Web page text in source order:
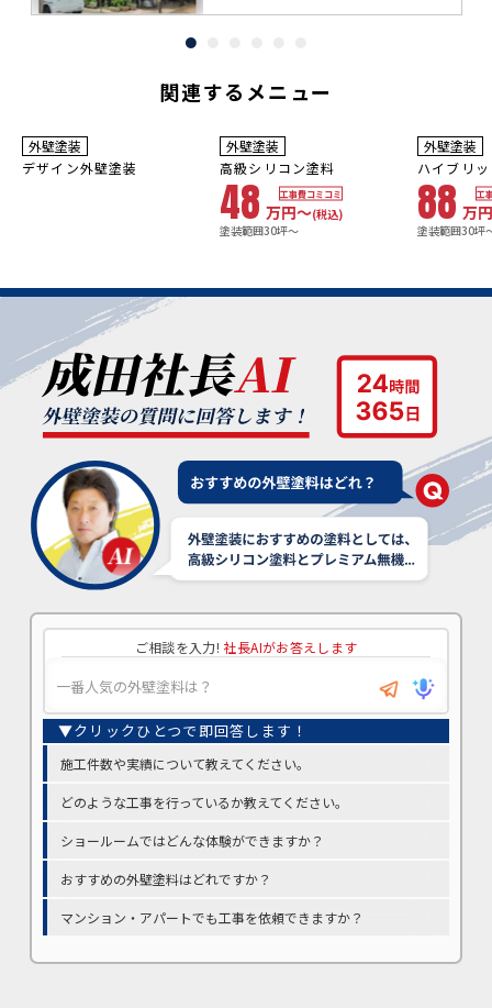
関連するメニュー
外壁塗装
デザイン外壁塗装
耐用年数
10年
外壁塗装
高級シリコン塗料
48 万円〜(税込)
工事費コミコミ
塗装範囲30坪～
耐用年数
16~20年
外壁塗装
ハイブリ
88 万
工
塗装範囲30坪
ご相談を入力! 社長AIがお答えします
施工件数や実績について教えてください。
どのような工事を行っているか教えてください。
ショールームではどんな体験ができますか？
おすすめの外壁塗料はどれですか？
マンション・アパートでも工事を依頼できますか？